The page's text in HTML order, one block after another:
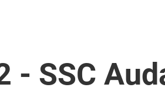
- SSC